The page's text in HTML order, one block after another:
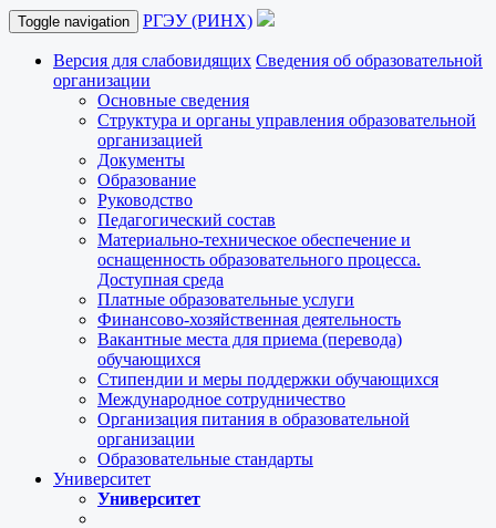
Toggle navigation РГЭУ (РИНХ)
Версия для слабовидящих Сведения об образовательной
организации
Основные сведения
Структура и органы управления образовательной
организацией
Документы
Образование
Руководство
Педагогический состав
Материально-техническое обеспечение и
оснащенность образовательного процесса.
Доступная среда
Платные образовательные услуги
Финансово-хозяйственная деятельность
Вакантные места для приема (перевода)
обучающихся
Стипендии и меры поддержки обучающихся
Международное сотрудничество
Организация питания в образовательной
организации
Образовательные стандарты
Университет
Университет